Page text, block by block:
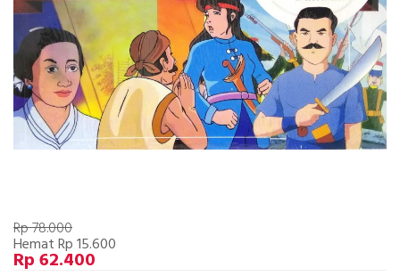
Rp 78.000
Hemat Rp 15.600
Rp 62.400